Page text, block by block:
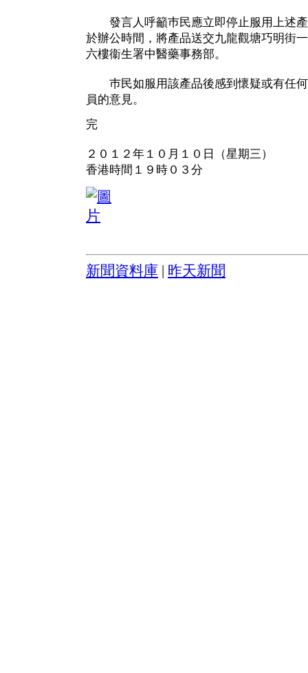
發言人呼籲巿民應立即停止服用上述產
於辦公時間，將產品送交九龍觀塘巧明街
六樓衞生署中醫藥事務部。
巿民如服用該產品後感到懷疑或有任何
員的意見。
完
２０１２年１０月１０日（星期三）
香港時間１９時０３分
新聞資料庫 昨天新聞